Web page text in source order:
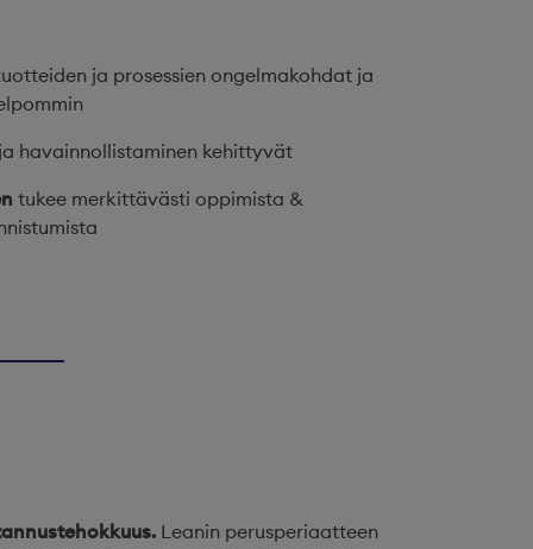
ja prosessien ongelmakohdat ja
havainnollistaminen kehittyvät
tukee merkittävästi oppimista &
Leanin perusperiaatteen